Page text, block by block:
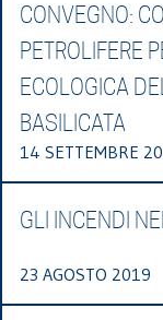
CONVEGNO:
PETROLIFERE
ECOLOGICA
BASILICATA
14 SETTEMBRE
GLI INCENDI
23 AGOSTO 2019